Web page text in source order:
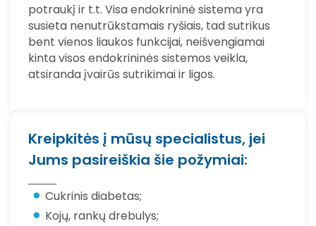
potraukį ir t.t. Visa endokrininė sistema yra
susieta nenutrūkstamais ryšiais, tad sutrikus
bent vienos liaukos funkcijai, neišvengiamai
kinta visos endokrininės sistemos veikla,
atsiranda įvairūs sutrikimai ir ligos.
Kreipkitės į mūsų specialistus, jei
Jums pasireiškia šie požymiai:
Cukrinis diabetas;
Kojų, rankų drebulys;